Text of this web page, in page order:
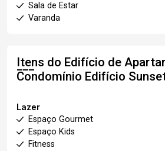
Sala de Estar
Varanda
Itens do Edifício de
Condomínio Edifício
Lazer
Espaço Gourmet
Espaço Kids
Fitness